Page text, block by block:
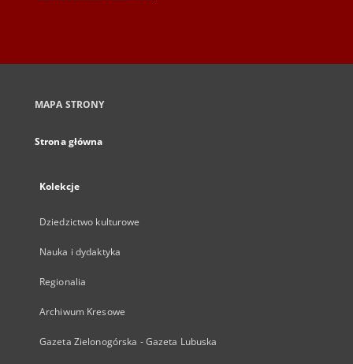
MAPA STRONY
Strona główna
Kolekcje
Dziedzictwo kulturowe
Nauka i dydaktyka
Regionalia
Archiwum Kresowe
Gazeta Zielonogórska - Gazeta Lubuska